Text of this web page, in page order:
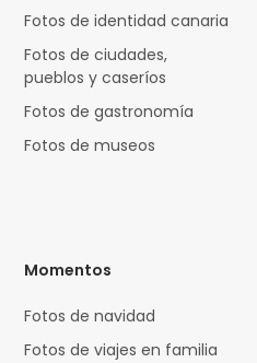
Fotos de identidad canaria
Fotos de ciudades,
pueblos y caseríos
Fotos de gastronomía
Fotos de museos
Momentos
Fotos de navidad
Fotos de viajes en familia